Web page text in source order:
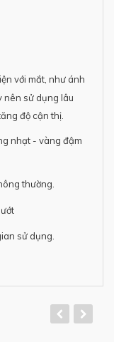
với mắt, như ánh
nên sử dụng lâu
độ cận thị.
nhạt - vàng đậm
thường.
sử dụng.